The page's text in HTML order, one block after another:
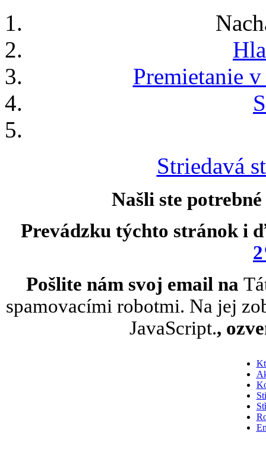
Premietanie
Striedavá
Našli ste
Prevádzku týchto stránok i
Pošlite nám svoj email na
spamovacími robotmi. Na jej
JavaScript.,